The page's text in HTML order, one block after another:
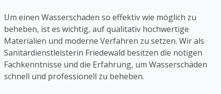
Um einen Wasserschaden so effektiv wie möglich zu
beheben, ist es wichtig, auf qualitativ hochwertige
Materialien und moderne Verfahren zu setzen. Wir als
Sanitärdienstleisterin Friedewald besitzen die nötigen
Fachkenntnisse und die Erfahrung, um Wasserschäden
schnell und professionell zu beheben.